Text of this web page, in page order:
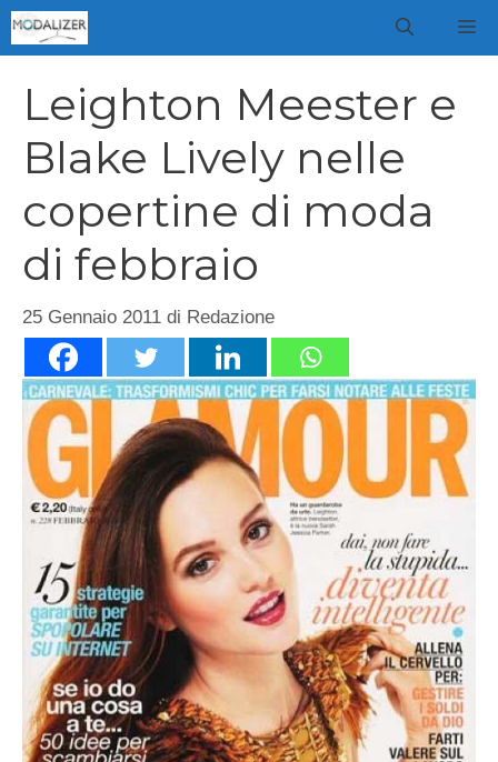
Vai
al
Leighton Meester e
Blake Lively nelle
copertine di moda
di febbraio
25 Gennaio 2011 di Redazione